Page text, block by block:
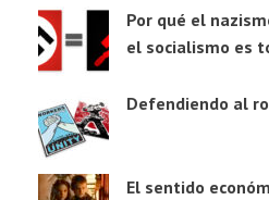
Por qué el
el socialismo es
Defendiendo al
El sentido